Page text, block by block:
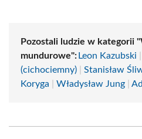
Pozostali ludzie w kategorii
mundurowe": Leon Kazubski
(cichociemny)
Stanisław
Koryga
Władysław Jung